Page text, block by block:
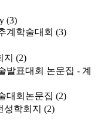
(3)
계학술대회 (3)
(2)
발표대회 논문집 - 계
대회논문집 (2)
학회지 (2)